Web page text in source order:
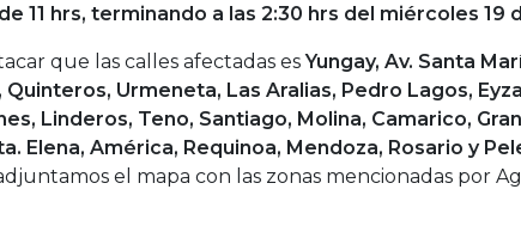
11 hrs, terminando a las 2:30 hrs del miércoles 19
que las calles afectadas esYungay, Av. Santa
Quinteros, Urmeneta, Las Aralias, Pedro Lagos,
Linderos, Teno, Santiago, Molina, Camarico,
Elena, América, Requinoa, Mendoza, Rosario y
el mapa con las zonas mencionadas por